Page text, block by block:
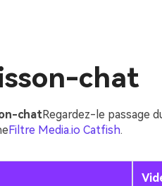
chat
chatRegardez-le passage
Filtre Media.io Catfish.